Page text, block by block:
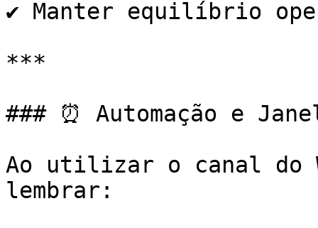
✔️ Manter equilíbrio
***
### ⏰ Automação e
Ao utilizar o canal do
lembrar: